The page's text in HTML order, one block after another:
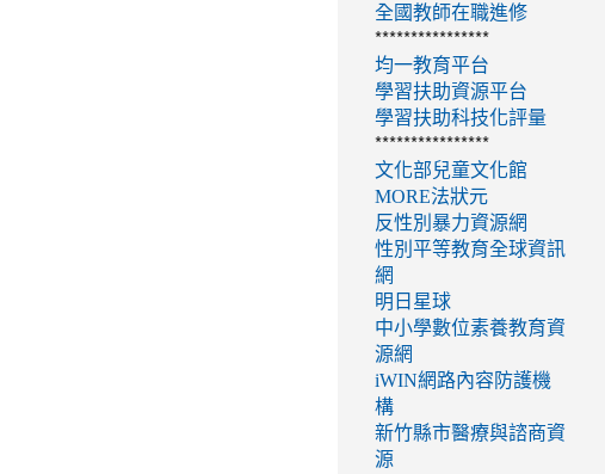
全國教師在職進修
****************
均一教育平台
學習扶助資源平台
學習扶助科技化評量
****************
文化部兒童文化館
MORE法狀元
反性別暴力資源網
性別平等教育全球資訊
網
明日星球
中小學數位素養教育資
源網
iWIN網路內容防護機
構
新竹縣市醫療與諮商資
源